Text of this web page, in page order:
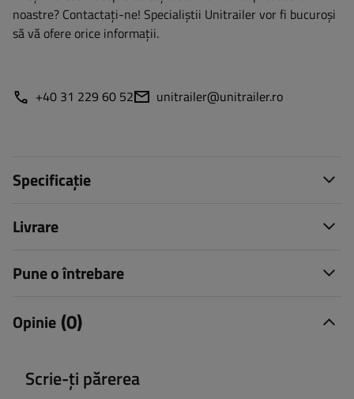
noastre? Contactaţi-ne! Specialiștii Unitrailer vor fi bucuroși
să vă ofere orice informații.
+40 31 229 60 52 unitrailer@unitrailer.ro
Specificație
Livrare
Pune o întrebare
Opinie (0)
Scrie-ți părerea